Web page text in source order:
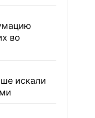
во
искали